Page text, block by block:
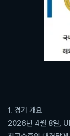
1. 경기 개요
2026년 4월 8일,